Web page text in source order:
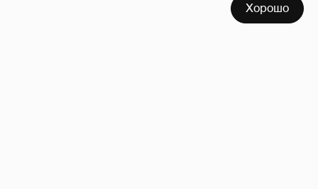
Хорошо